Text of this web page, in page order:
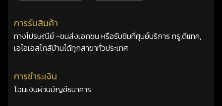
การรับสินค้า
ทางไปรษณีย์ -ขนส่งเอกชน หรือรับซิมที่ศูนย์บริการ ทรู,ดีแทค,
เอไอเอสไกล้บ้านได้ทุกสาขาทั่วประเทศ
การชำระเงิน
โอนเงินผ่านบัญชีธนาคาร